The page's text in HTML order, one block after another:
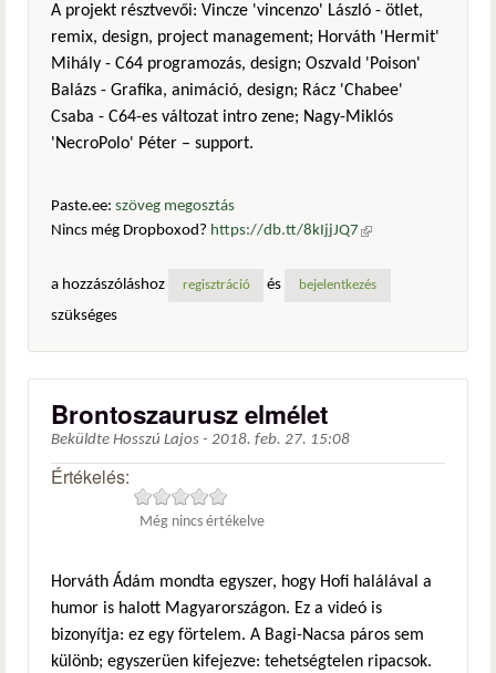
A projekt résztvevői: Vincze 'vincenzo' László - ötlet,
remix, design, project management; Horváth 'Hermit'
Mihály - C64 programozás, design; Oszvald 'Poison'
Balázs - Grafika, animáció, design; Rácz 'Chabee'
Csaba - C64-es változat intro zene; Nagy-Miklós
'NecroPolo' Péter – support.
Paste.ee: szöveg megosztás
Nincs még Dropboxod? https://db.tt/8kIjjJQ7 (külső
a hozzászóláshoz
regisztráció és bejelentkezés
szükséges
Brontoszaurusz elmélet
Beküldte Hosszú Lajos - 2018. feb. 27. 15:08
Értékelés:
Még nincs értékelve
Horváth Ádám mondta egyszer, hogy Hofi halálával a
humor is halott Magyarországon. Ez a videó is
bizonyítja: ez egy förtelem. A Bagi-Nacsa páros sem
különb; egyszerüen kifejezve: tehetségtelen ripacsok.